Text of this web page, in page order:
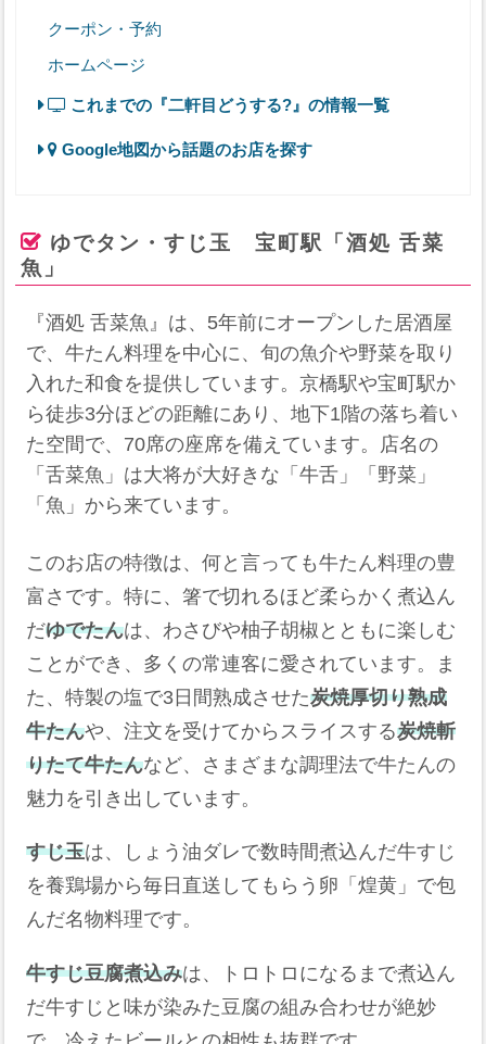
クーポン・予約
ホームページ
これまでの『二軒目どうする?』の情報一覧
Google地図から話題のお店を探す
ゆでタン・すじ玉 宝町駅「酒処 舌菜
魚」
『酒処 舌菜魚』は、5年前にオープンした居酒屋
で、牛たん料理を中心に、旬の魚介や野菜を取り
入れた和食を提供しています。京橋駅や宝町駅か
ら徒歩3分ほどの距離にあり、地下1階の落ち着い
た空間で、70席の座席を備えています。店名の
「舌菜魚」は大将が大好きな「牛舌」「野菜」
「魚」から来ています。
このお店の特徴は、何と言っても牛たん料理の豊
富さです。特に、箸で切れるほど柔らかく煮込ん
だゆでたんは、わさびや柚子胡椒とともに楽しむ
ことができ、多くの常連客に愛されています。ま
た、特製の塩で3日間熟成させた炭焼厚切り熟成
牛たんや、注文を受けてからスライスする炭焼斬
りたて牛たんなど、さまざまな調理法で牛たんの
魅力を引き出しています。
すじ玉は、しょう油ダレで数時間煮込んだ牛すじ
を養鶏場から毎日直送してもらう卵「煌黄」で包
んだ名物料理です。
牛すじ豆腐煮込みは、トロトロになるまで煮込ん
だ牛すじと味が染みた豆腐の組み合わせが絶妙